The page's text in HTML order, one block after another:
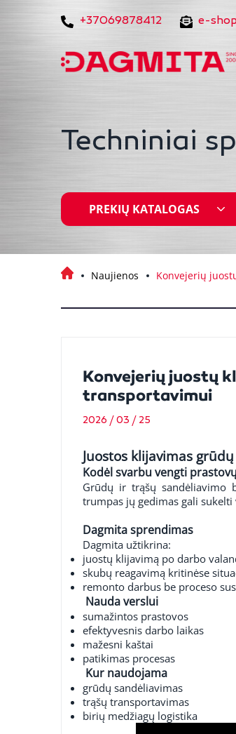
+37069878412 e-
Techniniai
PREKIŲ KATALOGAS
Naujienos Konvejerių
Konvejerių juostų
transportavimui
2026 / 03 / 25
Juostos klijavimas
Kodėl svarbu vengti
Grūdų ir trąšų sandėliavimo
trumpas jų gedimas gali
Dagmita sprendimas
Dagmita užtikrina:
juostų klijavimą po darbo
skubų reagavimą kritinėse
remonto darbus be proceso
Nauda verslui
sumažintos prastovos
efektyvesnis darbo laikas
mažesni kaštai
patikimas procesas
Kur naudojama
grūdų sandėliavimas
trąšų transportavimas
birių medžiagų logistika